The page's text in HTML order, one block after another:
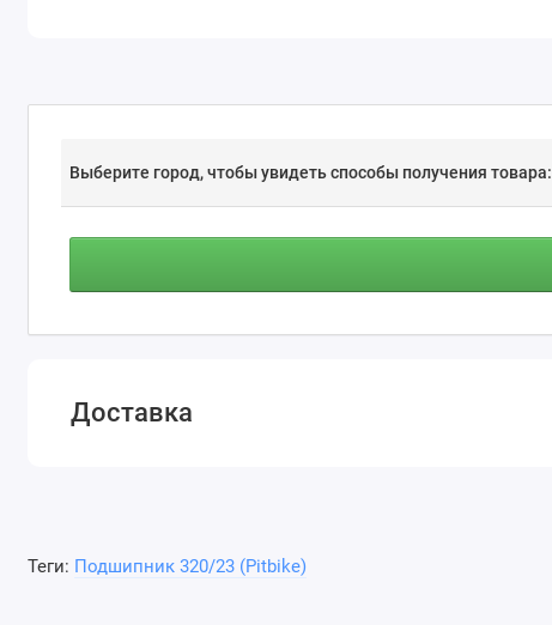
Выберите город, чтобы увидеть способы получения товара:
Доставка
Теги: Подшипник 320/23 (Pitbike)